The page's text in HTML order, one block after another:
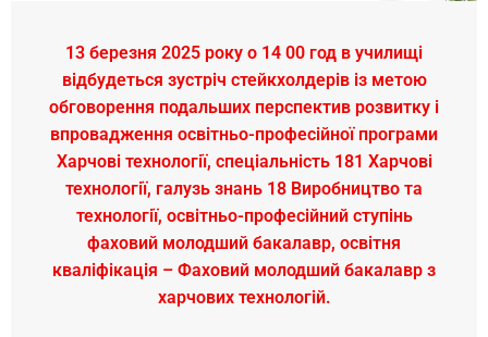
13 березня 2025 року о 14 00 год в училищі
відбудеться зустріч стейкхолдерів із метою
обговорення подальших перспектив розвитку і
впровадження освітньо-професійної програми
Харчові технології, спеціальність 181 Харчові
технології, галузь знань 18 Виробництво та
технології, освітньо-професійний ступінь
фаховий молодший бакалавр, освітня
кваліфікація – Фаховий молодший бакалавр з
харчових технологій.